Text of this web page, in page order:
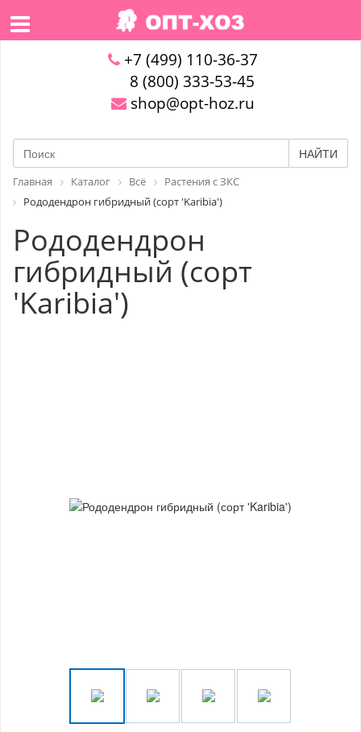
+7 (499) 110-36-37
8 (800) 333-53-45
shop@opt-hoz.ru
НАЙТИ
Главная Каталог Всё
Растения с ЗКС
Рододендрон гибридный (сорт 'Karibia')
Рододендрон
гибридный (сорт
'Karibia')